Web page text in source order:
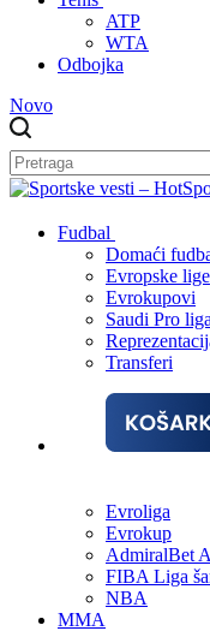
ATP
WTA
Odbojka
Novo
Fudbal
Domaći
Evropske lige
Evrokupovi
Saudi Pro liga
Transferi
Evroliga
Evrokup
AdmiralBet
FIBA Liga
NBA
MMA